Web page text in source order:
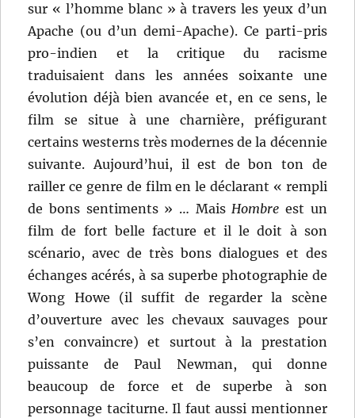
sur « l’homme blanc » à travers les yeux d’un
Apache (ou d’un demi-Apache). Ce parti-pris
pro-indien et la critique du racisme
traduisaient dans les années soixante une
évolution déjà bien avancée et, en ce sens, le
film se situe à une charnière, préfigurant
certains westerns très modernes de la décennie
suivante. Aujourd’hui, il est de bon ton de
railler ce genre de film en le déclarant « rempli
de bons sentiments » … MaisHombre est un
film de fort belle facture et il le doit à son
scénario, avec de très bons dialogues et des
échanges acérés, à sa superbe photographie de
Wong Howe (il suffit de regarder la scène
d’ouverture avec les chevaux sauvages pour
s’en convaincre) et surtout à la prestation
puissante de Paul Newman, qui donne
beaucoup de force et de superbe à son
personnage taciturne. Il faut aussi mentionner